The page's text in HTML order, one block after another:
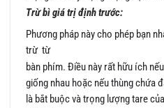
Trừ bì giá trị định trước:
Phương pháp này cho phép bạn
trừ từ
bàn phím. Điều này rất hữu ích
giống nhau hoặc nếu thùng chứa
là bắt buộc và trọng lượng tare